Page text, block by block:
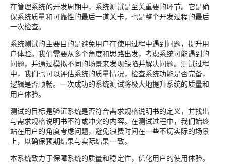
在管理系统的开发周期中，系统测试是至关重要的环节。它是确
保系统质量和可靠性的最后一道关卡，也是整个开发过程的最后
一次检查。
系统测试的主要目的是避免用户在使用过程中遇到问题，提升用
户体验。我们需要从多个角度和思路出发，考虑系统可能遇到的
问题，并通过模拟不同的场景来发现缺陷并解决问题。测试过程
中，我们也可以评估系统的质量情况，检查系统功能是否完备，
逻辑是否顺畅。一次成功的系统测试将极大地提升系统的质量和
用户体验。
测试的目标是验证系统是否符合需求规格说明书的定义，并找出
与需求规格说明书不符或冲突的内容。在测试过程中，我们始终
站在用户的角度考虑问题，避免浪费时间在一些不切实际的场景
上，以确保预期结果与实际结果一致。
本系统致力于保障系统的质量和稳定性，优化用户的使用体验。